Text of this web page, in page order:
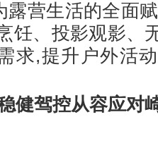
露营生活的全面
饪、投影观影、
求,提升户外活
驾控从容应对